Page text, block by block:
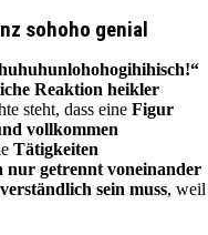
sohoho genial
Reaktion heikler
steht, dass eineFigur
vollkommen
Tätigkeiten
nur getrennt voneinander
sein muss, weil